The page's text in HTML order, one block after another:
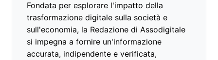
Fondata per esplorare l'impatto della
trasformazione digitale sulla società e
sull'economia, la Redazione di Assodigitale
si impegna a fornire un'informazione
accurata, indipendente e verificata,